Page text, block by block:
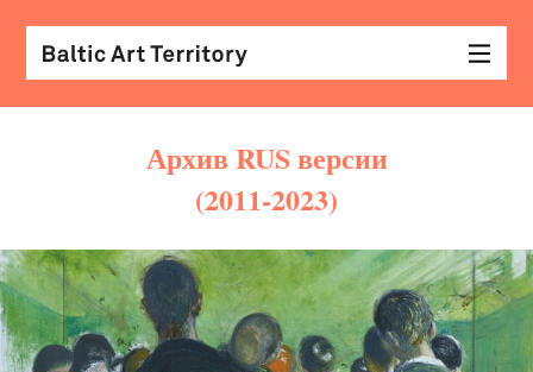
с
Архив RUS версии
(2011-2023)